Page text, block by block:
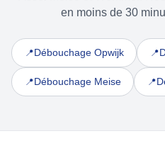
en moins de 30
📍Débouchage Opwijk 📍
📍Débouchage Meise 📍